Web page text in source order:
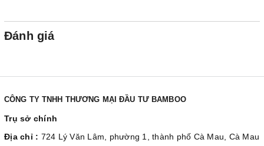
Đánh giá
CÔNG TY TNHH THƯƠNG MẠI ĐẦU TƯ BAMBOO
Trụ sở chính
Địa chỉ : 724 Lý Văn Lâm, phường 1, thành phố Cà Mau, Cà Mau